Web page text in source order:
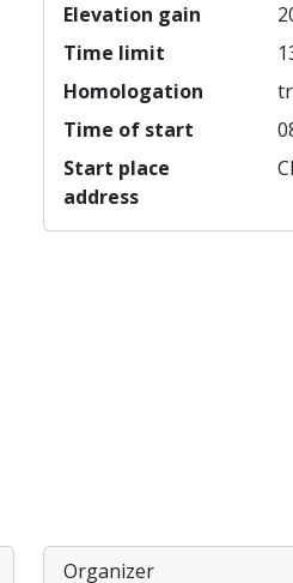
Elevation gain
Time limit
Homologation
Time of start
Start place
address
Organizer